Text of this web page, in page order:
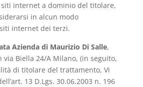
internet a dominio del titolare,
in alcun modo
internet dei terzi.
Azienda di Maurizio Di Salle,
via Biella 24/A Milano, (in seguito,
di titolare del trattamento, Vi
13 D.Lgs. 30.06.2003 n. 196